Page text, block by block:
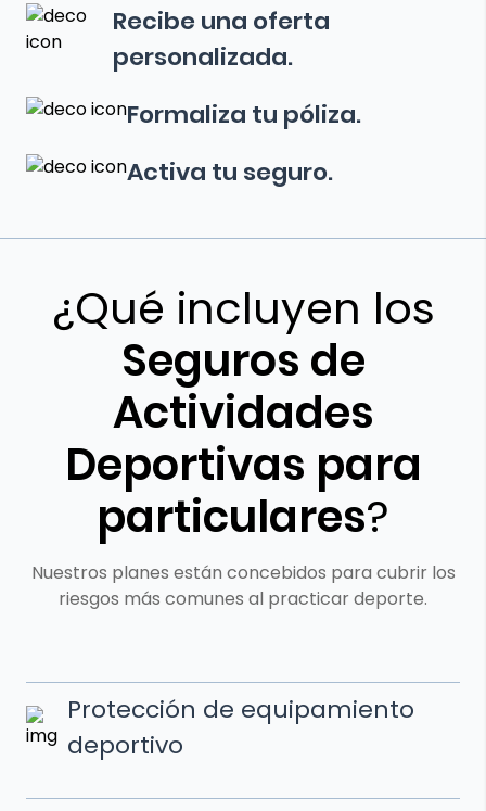
Recibe una oferta
personalizada.
Formaliza tu póliza.
Activa tu seguro.
¿Qué incluyen los
Seguros de
Actividades
Deportivas para
particulares?
Nuestros planes están concebidos para cubrir los
riesgos más comunes al practicar deporte.
Protección de equipamiento
deportivo